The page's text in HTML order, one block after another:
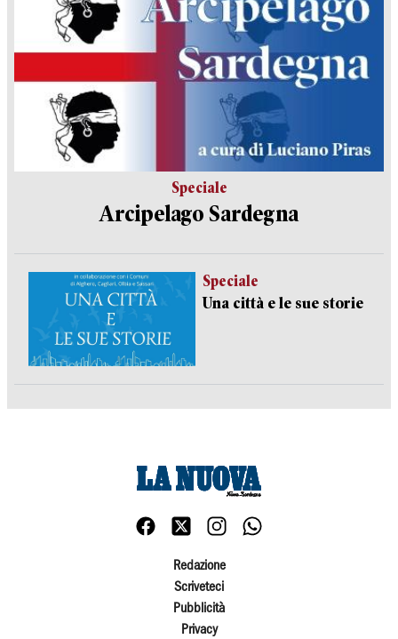
Speciale
Arcipelago Sardegna
Speciale
Una città e le sue storie
Redazione
Scriveteci
Pubblicità
Privacy